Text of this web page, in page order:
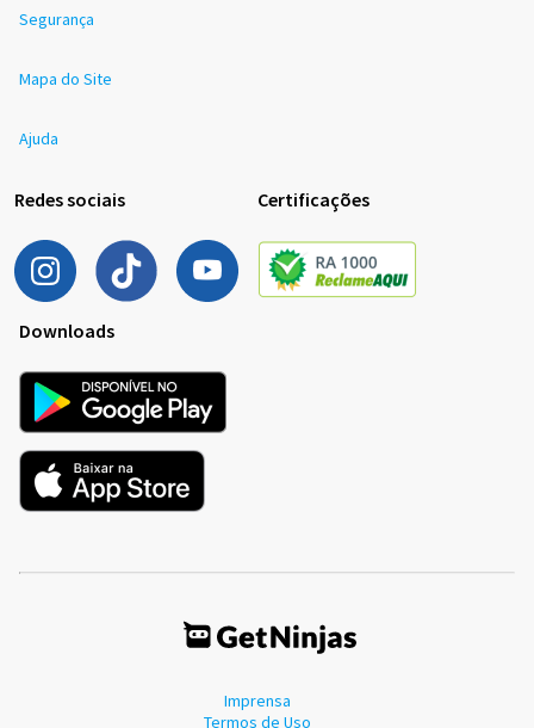
Segurança
Mapa do Site
Ajuda
Redes sociais Certificações
Downloads
Imprensa
Termos de Uso